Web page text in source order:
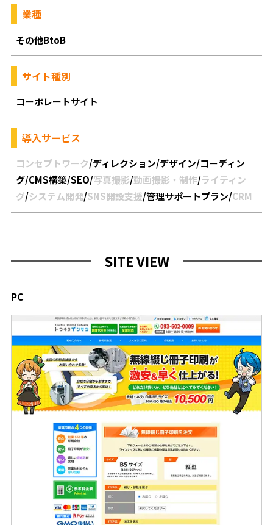
業種
その他BtoB
サイト種別
コーポレートサイト
導入サービス
コンセプトワーク/ディレクション/デザイン/コーディン
グ/CMS構築/SEO/写真撮影/動画撮影・制作/ライティン
グ/システム開発/SNS開設支援/管理サポートプラン/CRM
SITE VIEW
PC